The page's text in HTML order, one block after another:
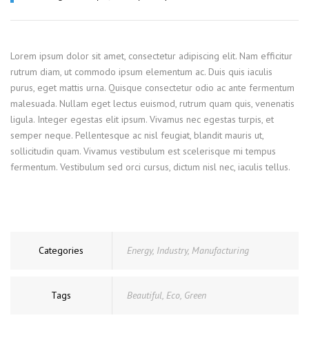
Lorem ipsum dolor sit amet, consectetur adipiscing elit. Nam efficitur
rutrum diam, ut commodo ipsum elementum ac. Duis quis iaculis
purus, eget mattis urna. Quisque consectetur odio ac ante fermentum
malesuada. Nullam eget lectus euismod, rutrum quam quis, venenatis
ligula. Integer egestas elit ipsum. Vivamus nec egestas turpis, et
semper neque. Pellentesque ac nisl feugiat, blandit mauris ut,
sollicitudin quam. Vivamus vestibulum est scelerisque mi tempus
fermentum. Vestibulum sed orci cursus, dictum nisl nec, iaculis tellus.
Categories Energy, Industry, Manufacturing
Tags Beautiful, Eco, Green